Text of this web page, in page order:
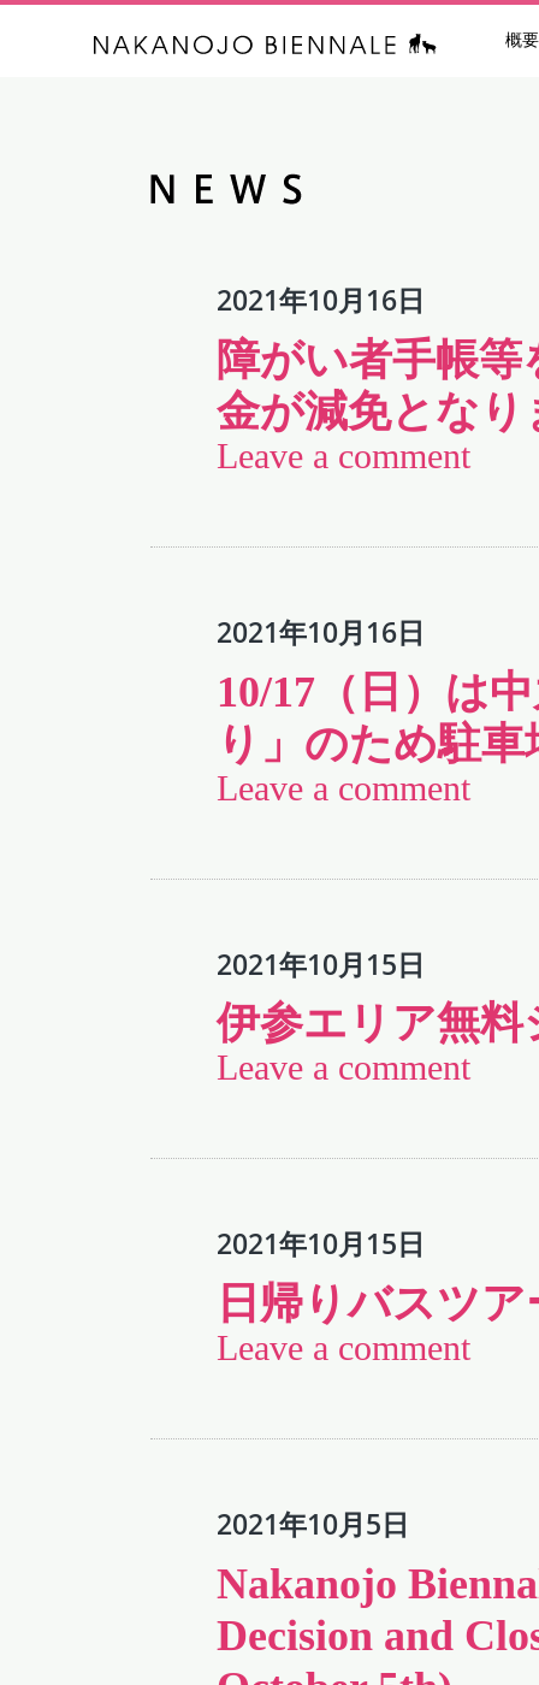
中之条ビエ
概要
2021年10月16日
障がい者手帳
金が減免となり
Leave a comment
2021年10月16日
10/17（日）は
り」のため駐
Leave a comment
2021年10月15日
伊参エリア無
Leave a comment
2021年10月15日
日帰りバスツ
Leave a comment
2021年10月5日
Nakanojo
Decision and